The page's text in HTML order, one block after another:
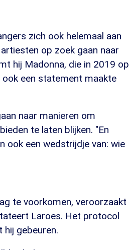
zich ook helemaal aan
op zoek gaan naar
hij Madonna, die in 2019 op
een statement maakte
naar manieren om
te laten blijken. "En
ook een wedstrijdje van: wie
te voorkomen, veroorzaakt
Laroes. Het protocol
hij gebeuren.